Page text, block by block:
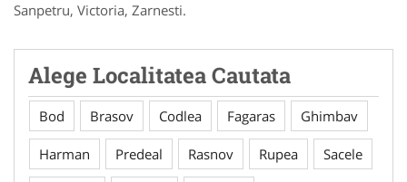
Sanpetru, Victoria, Zarnesti.
Alege Localitatea Cautata
Bod Brasov Codlea Fagaras Ghimbav
Harman Predeal Rasnov Rupea Sacele